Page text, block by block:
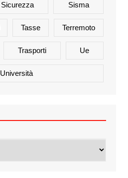
Sicurezza Sisma
Tasse Terremoto
Trasporti Ue
Università